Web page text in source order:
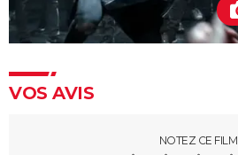
VOS AVIS
NOTEZ CE FILM